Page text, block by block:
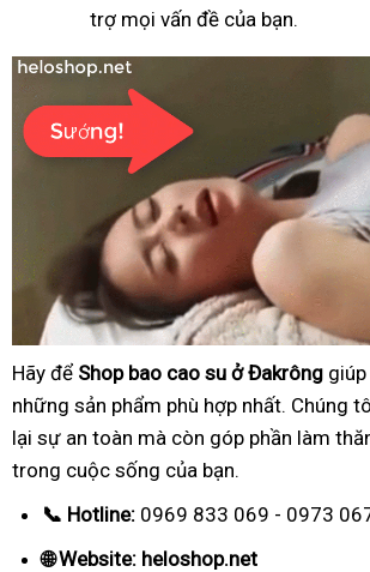
trợ mọi vấn đề của bạn.
Hãy để Shop bao cao su ở Đakrông
những sản phẩm phù hợp nhất. Chúng
lại sự an toàn mà còn góp phần làm
trong cuộc sống của bạn.
📞 Hotline: 0969 833 069 - 0973
🌐 Website: heloshop.net